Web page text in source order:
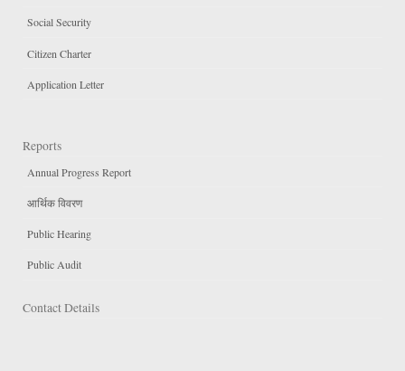
Social Security
Citizen Charter
Application Letter
Reports
Annual Progress Report
आर्थिक विवरण
Public Hearing
Public Audit
Contact Details